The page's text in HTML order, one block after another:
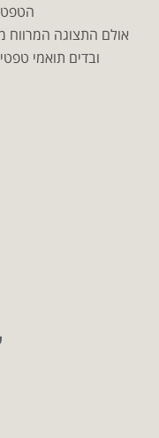
אולם התצוגה המרווח
ובדים תואמי